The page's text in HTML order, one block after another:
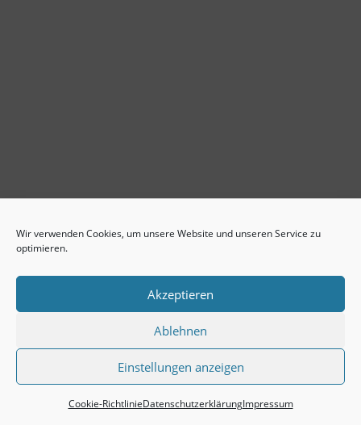
Wir verwenden Cookies, um unsere Website und unseren Service zu
optimieren.
Akzeptieren
Ablehnen
Einstellungen anzeigen
Cookie-RichtlinieDatenschutzerklärungImpressum
Datenschutzerklärung Cookie-Richtlinie (EU)
Copyright ASBC eV. || Design HTML/CSS byIDoIT